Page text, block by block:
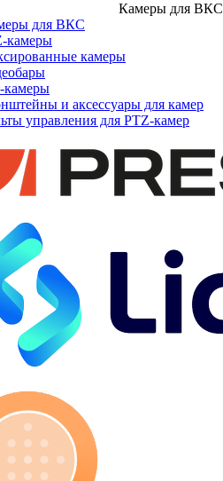
Камеры для ВКС
для ВКС
камеры
камеры
камеры
и аксессуары для камер
управления для PTZ-камер